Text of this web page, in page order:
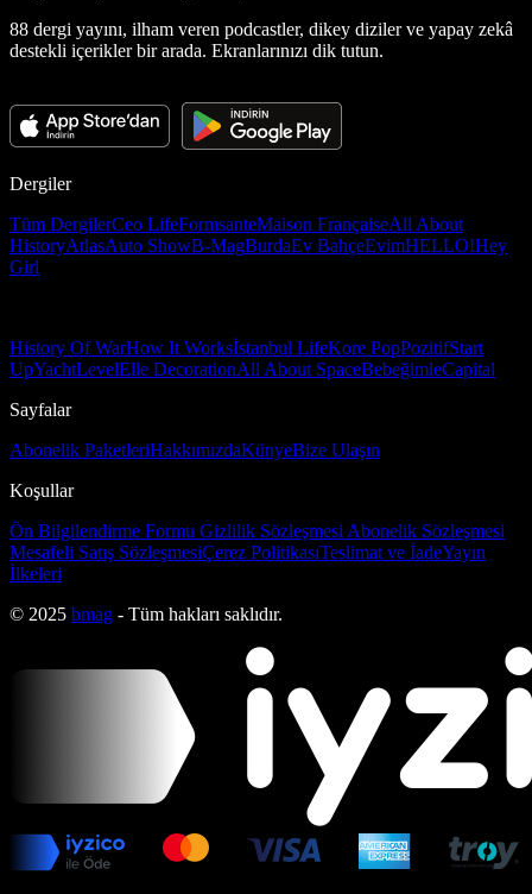
88 dergi yayını, ilham veren podcastler, dikey diziler ve yapay zekâ
destekli içerikler bir arada. Ekranlarınızı dik tutun.
Dergiler
Tüm DergilerCeo LifeFormsanteMaison FrançaiseAll About
HistoryAtlasAuto ShowB-MagBurdaEv BahçeEvimHELLO!Hey
Girl
History Of WarHow It Worksİstanbul LifeKore PopPozitifStart
UpYachtLevelElle DecorationAll About SpaceBebeğimleCapital
Sayfalar
Abonelik PaketleriHakkımızdaKünyeBize Ulaşın
Koşullar
Ön Bilgilendirme Formu Gizlilik Sözleşmesi Abonelik Sözleşmesi
Mesafeli Satış SözleşmesiÇerez PolitikasıTeslimat ve İadeYayın
İlkeleri
© 2025 bmag - Tüm hakları saklıdır.